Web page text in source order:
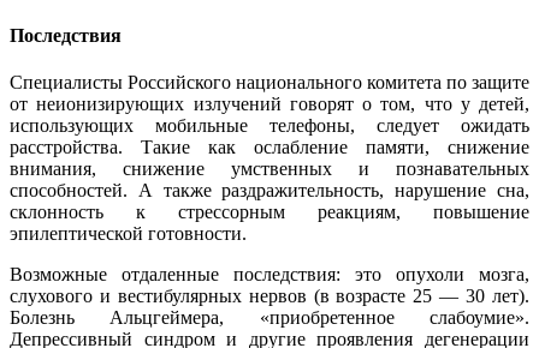
Последствия
Специалисты Российского национального комитета по защите
от неионизирующих излучений говорят о том, что у детей,
использующих мобильные телефоны, следует ожидать
расстройства. Такие как ослабление памяти, снижение
внимания, снижение умственных и познавательных
способностей. А также раздражительность, нарушение сна,
склонность к стрессорным реакциям, повышение
эпилептической готовности.
Возможные отдаленные последствия: это опухоли мозга,
слухового и вестибулярных нервов (в возрасте 25 — 30 лет).
Болезнь Альцгеймера, «приобретенное слабоумие».
Депрессивный синдром и другие проявления дегенерации